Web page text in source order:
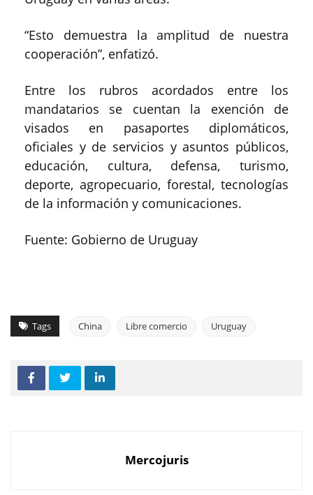
“Esto demuestra la amplitud de nuestra
cooperación”, enfatizó.
Entre los rubros acordados entre los
mandatarios se cuentan la exención de
visados en pasaportes diplomáticos,
oficiales y de servicios y asuntos públicos,
educación, cultura, defensa, turismo,
deporte, agropecuario, forestal, tecnologías
de la información y comunicaciones.
Fuente: Gobierno de Uruguay
Tags China Libre comercio Uruguay
Mercojuris